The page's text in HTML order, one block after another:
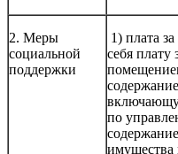
2. Меры
социальной
поддержки
1) плата
себя
по
имущества